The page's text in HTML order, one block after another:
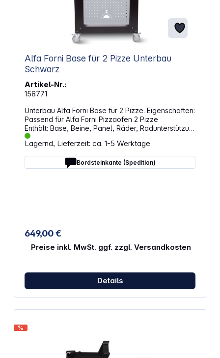
Alfa Forni Base für 2 Pizze Unterbau
Schwarz
Artikel-Nr.:
158771
Unterbau Alfa Forni Base für 2 Pizze. Eigenschaften:
Passend für Alfa Forni Pizzaofen 2 Pizze
Enthält: Base, Beine, Panel, Räder, Radunterstützun
g, Schaufel- und Türhalter, Schrauben und
Kappen, Griff Material: Eisen und Keramik
Abmessungen: 109 x 88 x 58,7 cm Gewicht: 29,5 kg
Lagernd, Lieferzeit: ca. 1-5 Werktage
Bordsteinkante (Spedition)
649,00 €
Preise inkl. MwSt. ggf. zzgl. Versandkosten
Details
%